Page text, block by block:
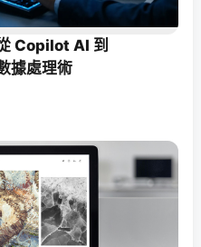
Copilot AI 到
據處理術